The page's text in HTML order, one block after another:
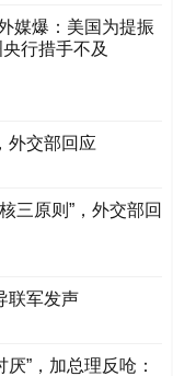
媒爆：美国为提振
行措手不及
外交部回应
三原则”，外交部回
联军发声
”，加总理反呛：